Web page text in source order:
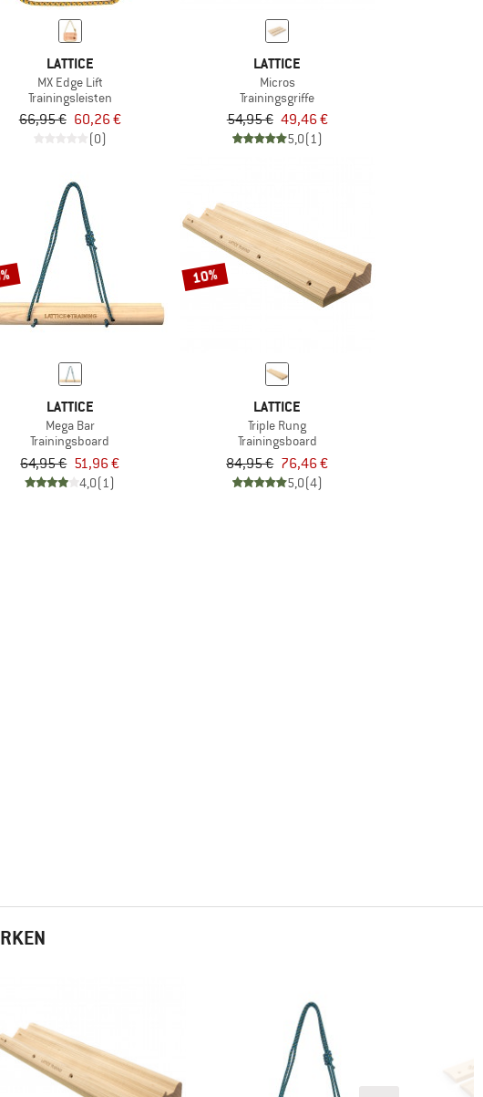
LATTICE
MX Edge Lift
Trainingsleisten
66,95 € 60,26 €
(0)
LATTICE
Micros
Trainingsgriffe
54,95 € 49,46 €
5,0(1)
LATTICE
Mega Bar
Trainingsboard
64,95 € 51,96 €
4,0(1)
10%
LATTICE
Triple Rung
Trainingsboard
84,95 € 76,46 €
5,0(4)